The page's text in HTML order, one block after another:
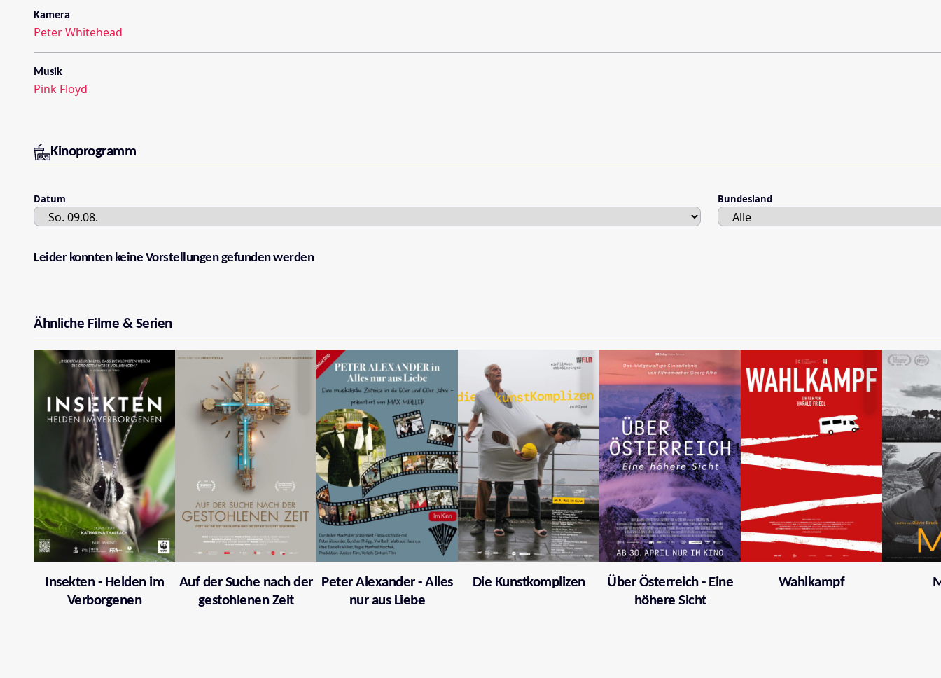
Kamera
Peter Whitehead
Musik
Pink Floyd
Kinoprogramm
Datum Bundesland
Leider konnten keine Vorstellungen gefunden werden
Ähnliche Filme & Serien
Insekten - Helden im
Verborgenen
Auf der Suche nach der
gestohlenen Zeit
Peter Alexander - Alles
nur aus Liebe
Die Kunstkomplizen
Über Österreich - Eine
höhere Sicht
Wahlkampf